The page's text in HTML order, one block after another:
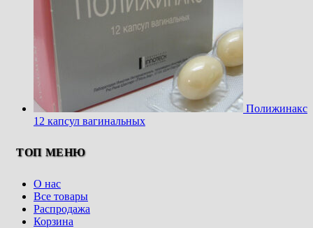
Полижинакс
12 капсул вагинальных
ТОП МЕНЮ
О нас
Все товары
Распродажа
Корзина